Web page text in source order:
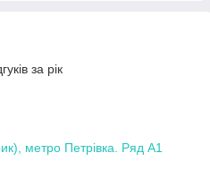
за рік
метро Петрівка. Ряд А1